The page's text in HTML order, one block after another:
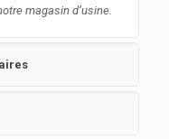
magasin d’usine.